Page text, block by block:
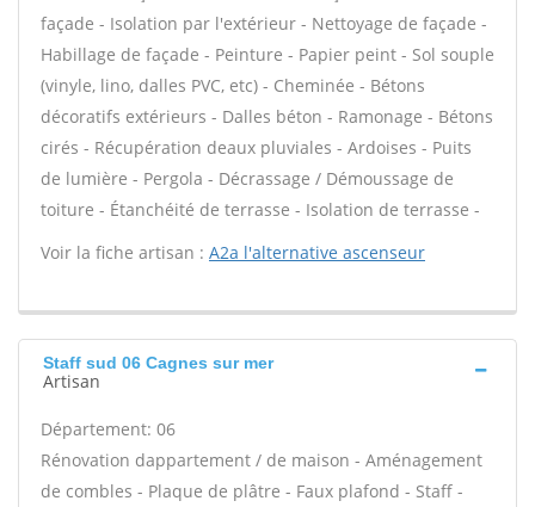
façade - Isolation par l'extérieur - Nettoyage de façade -
Habillage de façade - Peinture - Papier peint - Sol souple
(vinyle, lino, dalles PVC, etc) - Cheminée - Bétons
décoratifs extérieurs - Dalles béton - Ramonage - Bétons
cirés - Récupération deaux pluviales - Ardoises - Puits
de lumière - Pergola - Décrassage / Démoussage de
toiture - Étanchéité de terrasse - Isolation de terrasse -
Voir la fiche artisan : A2a l'alternative ascenseur
Staff sud 06 Cagnes sur mer
Artisan
Département: 06
Rénovation dappartement / de maison - Aménagement
de combles - Plaque de plâtre - Faux plafond - Staff -